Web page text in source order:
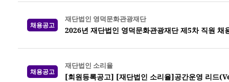
채용공고
재단법인 영덕문화관광재단
2026년 재단법인 영덕문화관광재단 제5차 직원 채
채용공고
재단법인 소리율
[회원등록공고] [재단법인 소리율]공간운영 리드